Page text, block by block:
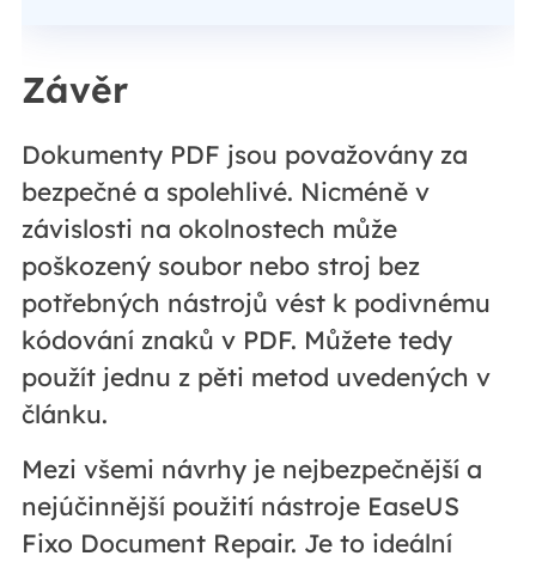
Závěr
Dokumenty PDF jsou považovány za
bezpečné a spolehlivé. Nicméně v
závislosti na okolnostech může
poškozený soubor nebo stroj bez
potřebných nástrojů vést k podivnému
kódování znaků v PDF. Můžete tedy
použít jednu z pěti metod uvedených v
článku.
Mezi všemi návrhy je nejbezpečnější a
nejúčinnější použití nástroje EaseUS
Fixo Document Repair. Je to ideální